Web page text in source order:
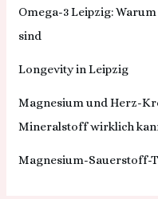
Omega-3 Leipzig:
sind
Longevity in Leipzig
Magnesium und Herz-
Mineralstoff wirklich
Magnesium-Sauerstoff-